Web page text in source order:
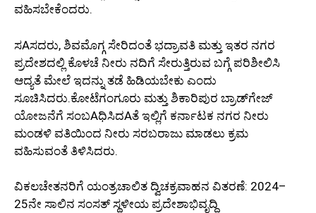
ವಹಿಸಬೇಕೆಂದರು.
ಸAಸದರು, ಶಿವಮೊಗ್ಗ ಸೇರಿದಂತೆ ಭದ್ರಾವತಿ ಮತ್ತು ಇತರ ನಗರ
ಪ್ರದೇಶದಲ್ಲಿ ಕೊಳಚೆ ನೀರು ನದಿಗೆ ಸೇರುತ್ತಿರುವ ಬಗ್ಗೆ ಪರಿಶೀಲಿಸಿ
ಆದ್ಯತೆ ಮೇಲೆ ಇದನ್ನು ತಡೆ ಹಿಡಿಯಬೇಕು ಎಂದು
ಸೂಚಿಸಿದರು.ಕೋಟೆಗಂಗೂರು ಮತ್ತು ಶಿಕಾರಿಪುರ ಬ್ರಾಡ್‌ಗೇಜ್
ಯೋಜನೆಗೆ ಸಂಬAಧಿಸಿದAತೆ ಇಲ್ಲಿಗೆ ಕರ್ನಾಟಕ ನಗರ ನೀರು
ಮಂಡಳಿ ವತಿಯಿಂದ ನೀರು ಸರಬರಾಜು ಮಾಡಲು ಕ್ರಮ
ವಹಿಸುವಂತೆ ತಿಳಿಸಿದರು.
ವಿಕಲಚೇತನರಿಗೆ ಯಂತ್ರಚಾಲಿತ ದ್ವಿಚಕ್ರವಾಹನ ವಿತರಣೆ: 2024–
25ನೇ ಸಾಲಿನ ಸಂಸತ್ ಸ್ಥಳೀಯ ಪ್ರದೇಶಾಭಿವೃದ್ಧಿ